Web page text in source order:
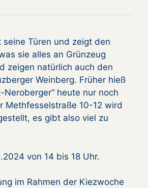
seine Türen und zeigt den
sie alles an Grünzeug
zeigen natürlich auch den
Weinberg. Früher hieß
Neroberger“ heute nur noch
Methfesselstraße 10-12 wird
es gibt also viel zu
von 14 bis 18 Uhr.
im Rahmen der Kiezwoche